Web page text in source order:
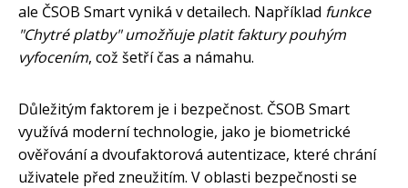
ale ČSOB Smart vyniká v detailech. Například funkce
"Chytré platby" umožňuje platit faktury pouhým
vyfocením, což šetří čas a námahu.
Důležitým faktorem je i bezpečnost. ČSOB Smart
využívá moderní technologie, jako je biometrické
ověřování a dvoufaktorová autentizace, které chrání
uživatele před zneužitím. V oblasti bezpečnosti se